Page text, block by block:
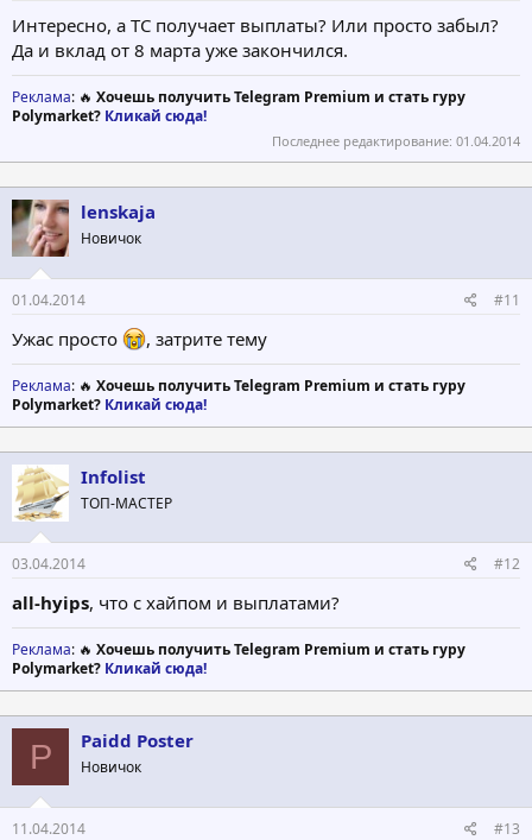
Интересно, а ТС получает выплаты? Или просто забыл?
Да и вклад от 8 марта уже закончился.
Реклама: 🔥 Хочешь получить Telegram Premium и стать гуру
Polymarket? Кликай сюда!
Последнее редактирование: 01.04.2014
lenskaja
Новичок
01.04.2014 #11
Ужас просто , затрите тему
Реклама: 🔥 Хочешь получить Telegram Premium и стать гуру
Polymarket? Кликай сюда!
Infolist
ТОП-МАСТЕР
03.04.2014 #12
all-hyips, что с хайпом и выплатами?
Реклама: 🔥 Хочешь получить Telegram Premium и стать гуру
Polymarket? Кликай сюда!
P Paidd Poster
Новичок
11.04.2014 #13